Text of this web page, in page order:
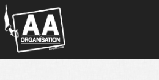
Panneau de gestion des cookies